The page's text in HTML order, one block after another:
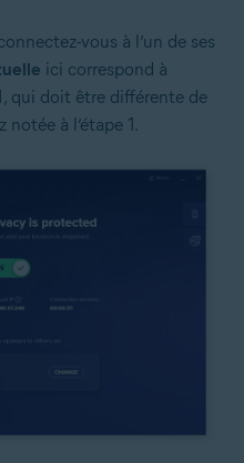
vous à l’un de ses
ici correspond à
qui doit être différente de
notée à l’étape 1.